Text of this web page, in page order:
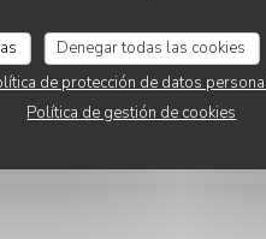
Denegar todas las cookies
de protección de datos
Política de gestión de cookies
est toujours attentifs aux
adorent, les adultes aussi.